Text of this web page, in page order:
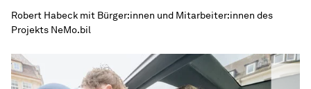
Robert Habeck mit Bürger:innen und Mitarbeiter:innen des
Projekts NeMo.bil